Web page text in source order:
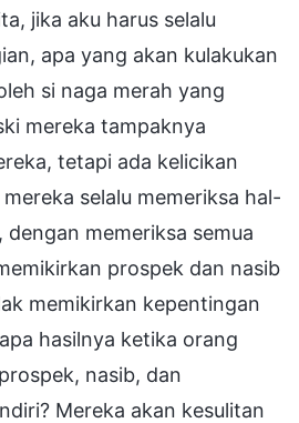
jika aku harus selalu
apa yang akan kulakukan
si naga merah yang
mereka tampaknya
tetapi ada kelicikan
selalu memeriksa hal-
dengan memeriksa semua
prospek dan nasib
memikirkan kepentingan
hasilnya ketika orang
nasib, dan
Mereka akan kesulitan